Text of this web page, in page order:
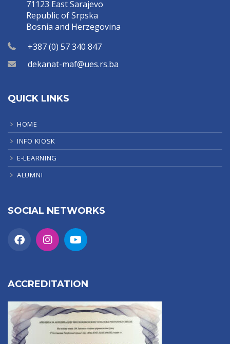
71123 East Sarajevo
Republic of Srpska
Bosnia and Herzegovina
+387 (0) 57 340 847
dekanat-maf@ues.rs.ba
QUICK LINKS
HOME
INFO KIOSK
E-LEARNING
ALUMNI
SOCIAL NETWORKS
ACCREDITATION